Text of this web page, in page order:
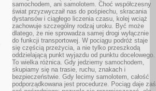
samochodem, ani samolotem. Choć współczesny
świat przyzwyczaił nas do pośpiechu, skracania
dystansów i ciągłego liczenia czasu, kolej wciąż
zachowuje szczególny rodzaj uroku. Być może
dlatego, że nie sprowadza samej drogi wyłącznie
do funkcji transportowej. W pociągu podróż staje
się częścią przeżycia, a nie tylko przeszkodą
oddzielającą punkt wyjazdu od punktu docelowego.
To wielka różnica. Gdy jedziemy samochodem,
skupiamy się na trasie, ruchu, znakach i
bezpieczeństwie. Gdy lecimy samolotem, całość
podporządkowana jest procedurze. Pociąg daje zaś